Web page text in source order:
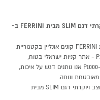
למה כדאי לקנות תיק גב למחשב מעוצב ויוקרתי דגם SLIM מבית FERRINI ב-
תיק גב למחשב מעוצב ויוקרתי דגם SLIM מבית FERRINI קונים אונליין בקטגוריית
תיקים במחלקת תיקים מזוודות ותרמילים בP1000 - אתר קניות ישראלי בטוח,
משתלם ונוח המציע מוצרים מומלצים במבצע. ב-P1000 אנו נותנים דגש על איכות,
מאובטחת ונוחה.
אצלנו, קניות באינטרנט של תיק גב למחשב מעוצב ויוקרתי דגם SLIM מבית